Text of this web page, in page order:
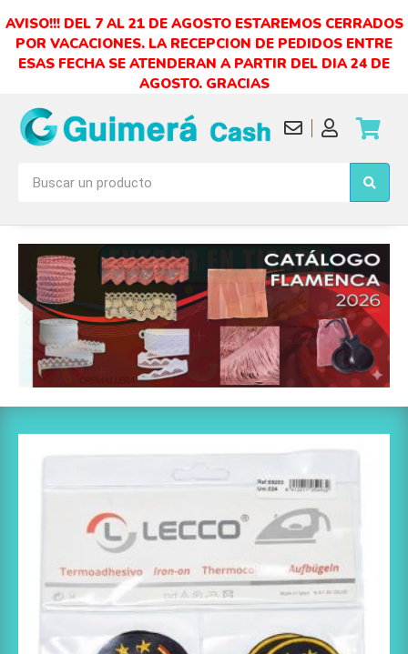
AVISO!!! DEL 7 AL 21 DE AGOSTO ESTAREMOS CERRADOS
POR VACACIONES. LA RECEPCION DE PEDIDOS ENTRE
ESAS FECHA SE ATENDERAN A PARTIR DEL DIA 24 DE
AGOSTO. GRACIAS